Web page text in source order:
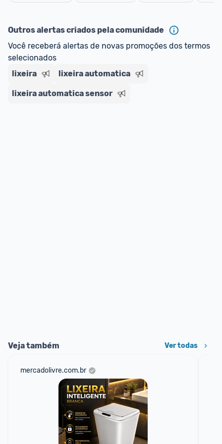
E lembre-se: você sempre pode contar ajuda da
comunidade para tirar dúvidas ou acionar os
nossos Admins marcando
comentário ou através do Fale com o Promobit.
Outros alertas criados pela comunidade
Você receberá alertas de novas promoções dos termos
selecionados
lixeira
lixeira automatica
lixeira automatica sensor
Veja também Ver todas
mercadolivre.com.br